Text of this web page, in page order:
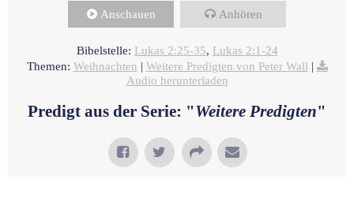
Anschauen Anhören
Bibelstelle: Lukas 2:25-35, Lukas 2:1-24
Themen: Weihnachten | Weitere Predigten von Peter Wall |
Audio herunterladen
Predigt aus der Serie: "Weitere Predigten"